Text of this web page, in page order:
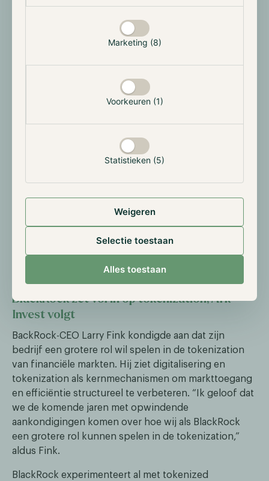
Marketing (8)
Voorkeuren (1)
Statistieken (5)
Weigeren
Selectie toestaan
Alles toestaan
Bhutan migreert zijn digitale identiteitsplatform naar
de Ethereum blockchain en wordt daarmee het eerste
mogelijk om persoonlijke gegevens cryptografisch te
bewijzen zonder centrale tussenpartij.
in 2026, toont Bhutan dat blockchain ook in
overheidsinfrastructuur concrete waarde kan leveren.
Door de beperkte grootte van Bhutan werkt het als
goede pilot, maar zal het nog uit moeten wijzen of
grotere landen zullen volgen.
BlackRock zet vol in op tokenization, Ark
Invest volgt
BackRock-CEO Larry Fink kondigde aan dat zijn
bedrijf een grotere rol wil spelen in de tokenization
van financiële markten. Hij ziet digitalisering en
tokenization als kernmechanismen om markttoegang
en efficiëntie structureel te verbeteren. “Ik geloof dat
we de komende jaren met opwindende
aankondigingen komen over hoe wij als BlackRock
een grotere rol kunnen spelen in de tokenization,”
aldus Fink.
BlackRock experimenteert al met tokenized